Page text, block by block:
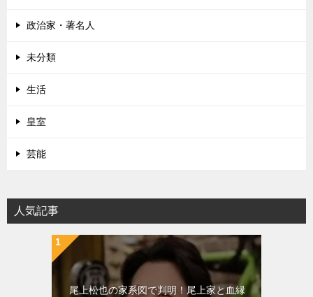
政治家・著名人
未分類
生活
皇室
芸能
人気記事
尾上松也の家系図で判明！尾上家と血縁